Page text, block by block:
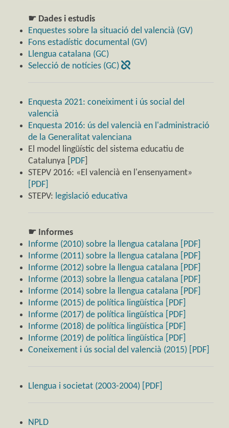
☛ Dades i estudis
Enquestes sobre la situació del valencià (GV)
Fons estadístic documental (GV)
Llengua catalana (GC)
Selecció de notícies (GC)
Enquesta 2021: coneiximent i ús social del
valencià
Enquesta 2016: ús del valencià en l'administració
de la Generalitat valenciana
El model lingüístic del sistema educatiu de
Catalunya [
PDF
STEPV 2016: «El valencià en l'ensenyament»
[PDF]
STEPV: legislació educativa
☛ Informes
Informe (2010) sobre la llengua catalana [PDF]
Informe (2011) sobre la llengua catalana [PDF]
Informe (2012) sobre la llengua catalana [PDF]
Informe (2013) sobre la llengua catalana [PDF]
Informe (2014) sobre la llengua catalana [PDF]
Informe (2015) de política lingüística [PDF]
Informe (2017) de política lingüística [PDF]
Informe (2018) de política lingüística [PDF]
Informe (2019) de política lingüística [PDF]
Coneixement i ús social del valencià (2015) [PDF]
Llengua i societat (2003-2004) [PDF]
NPLD